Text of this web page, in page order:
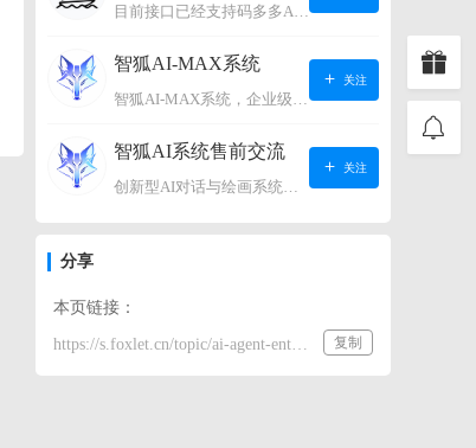
目前接口已经支持码多多AI系统、小狐狸AI系统，如需其它接口请联系微信客服：lonconst
智狐AI-MAX系统
智狐AI-MAX系统，企业级AI知识库，可以进行AI对话、AI应用，拥有强大的第三方对接能力。适用企业智能客服、企业智能文档、专家顾问助理等多种企业级商业场景，具有较大的商业使用价值。 如需购买请联系客服微信：lonconst
关注
智狐AI系统售前交流
创新型AI对话与绘画系统（非官方） 如需购买请联系微信客服：lonconst
关注
分享
本页链接：
https://s.foxlet.cn/topic/ai-agent-enterprise-application 复制